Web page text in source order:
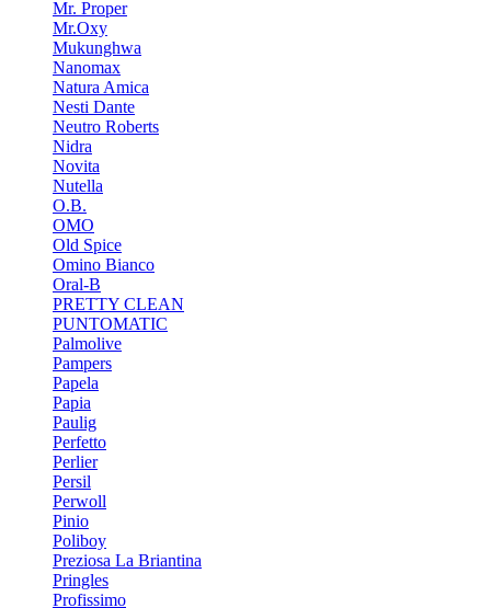
Mr. Proper
Mr.Oxy
Mukunghwa
Nanomax
Natura Amica
Nesti Dante
Neutro Roberts
Nidra
Novita
Nutella
O.B.
OMO
Old Spice
Omino Bianco
Oral-B
PRETTY CLEAN
PUNTOMATIC
Palmolive
Pampers
Papela
Papia
Paulig
Perfetto
Perlier
Persil
Perwoll
Pinio
Poliboy
Preziosa La Briantina
Pringles
Profissimo